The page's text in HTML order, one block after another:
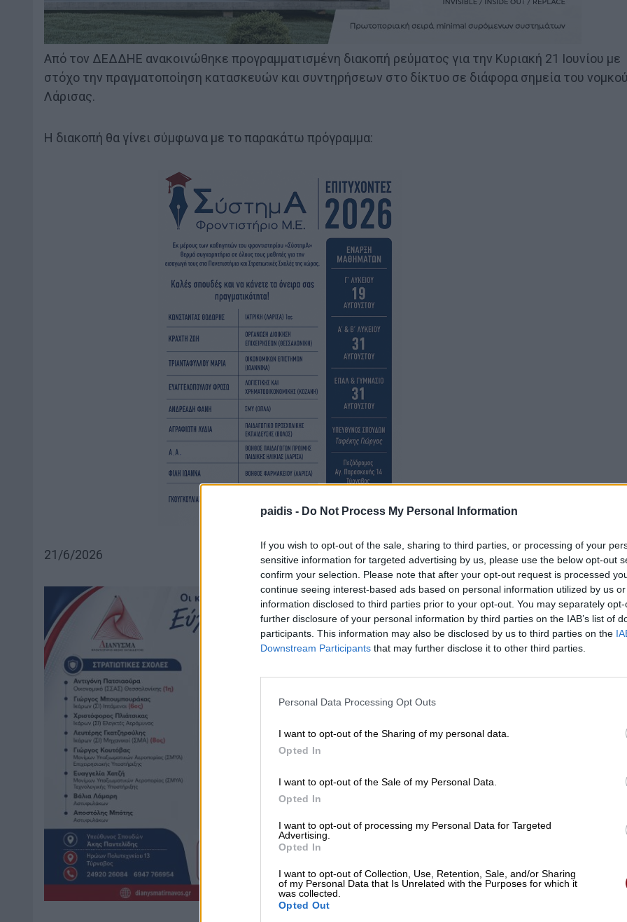
paidis - Do Not Process My Personal Information
If you wish to opt-out of the sale, sharing to third parties, or processing of your
sensitive information for targeted advertising by us, please use the below opt-out
confirm your selection. Please note that after your opt-out request is processed
continue seeing interest-based ads based on personal information utilized by us
information disclosed to third parties prior to your opt-out. You may separately
further disclosure of your personal information by third parties on the IAB’s list of
participants. This information may also be disclosed by us to third parties on the
Downstream Participants that may further disclose it to other third parties.
Personal Data Processing Opt Outs
I want to opt-out of the Sharing of my personal data.
Opted In
I want to opt-out of the Sale of my Personal Data.
Opted In
I want to opt-out of processing my Personal Data for Targeted
Advertising.
Opted In
I want to opt-out of Collection, Use, Retention, Sale, and/or Sharing
of my Personal Data that Is Unrelated with the Purposes for which it
was collected.
Opted Out
Από τον ΔΕΔΔΗΕ ανακοινώθηκε προγραμματισμένη διακοπή ρεύματος για την Κυριακή 21 Ιουνίου με
στόχο την πραγματοποίηση κατασκευών και συντηρήσεων στο δίκτυο σε διάφορα σημεία του
Λάρισας.
Η διακοπή θα γίνει σύμφωνα με το παρακάτω πρόγραμμα:
21/6/2026